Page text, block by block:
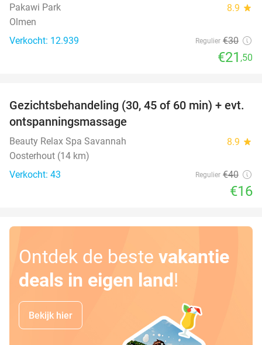
Pakawi Park 8.9 star
Olmen
Verkocht: 12.939
Regulier €30
€21 ,50
60%
Gezichtsbehandeling (30, 45 of 60 min) + evt.
ontspanningsmassage
Beauty Relax Spa Savannah 8.9 star
Oosterhout (14 km)
Verkocht: 43
Regulier €40
€16
Ontdek de beste vakantie
deals in eigen land!
Bekijk hier